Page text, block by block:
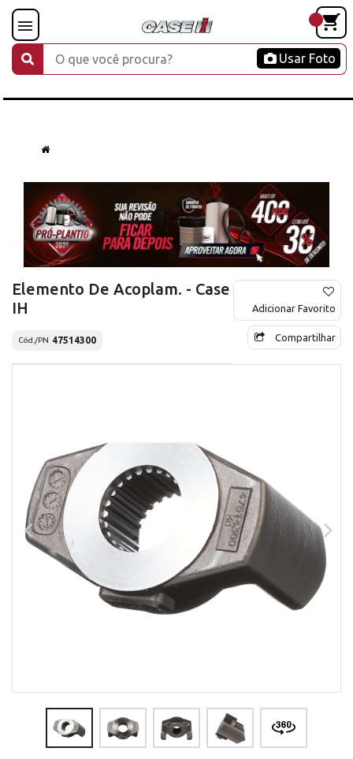
Usar Foto
Elemento De Acoplam. - Case
IH
Cód./PN 47514300
Adicionar Favorito
Compartilhar